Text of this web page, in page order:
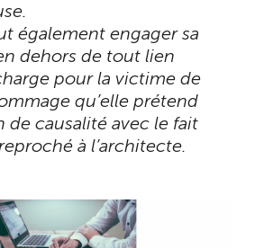
également engager sa
dehors de tout lien
pour la victime de
qu’elle prétend
de causalité avec le fait
à l’architecte.